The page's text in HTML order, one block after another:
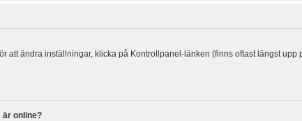
att ändra inställningar, klicka på Kontrollpanel-länken (finns oftast längst
är online?